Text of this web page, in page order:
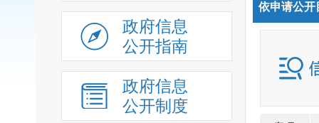
政府信息
公开指南
政府信息
公开制度
依申请公开